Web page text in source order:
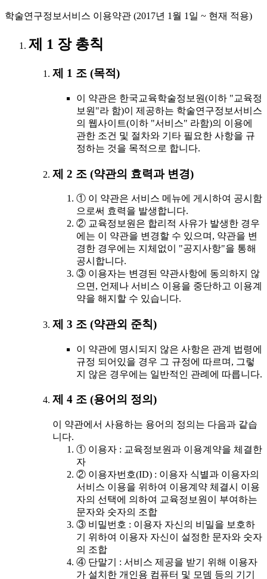
학술연구정보서비스 이용약관 (2017년 1월 1일 ~ 현재 적용)
제 1 장 총칙
제 1 조 (목적)
이 약관은 한국교육학술정보원(이하 "교육정
보원"라 함)이 제공하는 학술연구정보서비스
의 웹사이트(이하 "서비스" 라함)의 이용에
관한 조건 및 절차와 기타 필요한 사항을 규
정하는 것을 목적으로 합니다.
제 2 조 (약관의 효력과 변경)
① 이 약관은 서비스 메뉴에 게시하여 공시함
으로써 효력을 발생합니다.
② 교육정보원은 합리적 사유가 발생한 경우
에는 이 약관을 변경할 수 있으며, 약관을 변
경한 경우에는 지체없이 "공지사항"을 통해
공시합니다.
③ 이용자는 변경된 약관사항에 동의하지 않
으면, 언제나 서비스 이용을 중단하고 이용계
약을 해지할 수 있습니다.
제 3 조 (약관외 준칙)
이 약관에 명시되지 않은 사항은 관계 법령에
규정 되어있을 경우 그 규정에 따르며, 그렇
지 않은 경우에는 일반적인 관례에 따릅니다.
제 4 조 (용어의 정의)
이 약관에서 사용하는 용어의 정의는 다음과 같습
니다.
① 이용자 : 교육정보원과 이용계약을 체결한
자
② 이용자번호(ID) : 이용자 식별과 이용자의
서비스 이용을 위하여 이용계약 체결시 이용
자의 선택에 의하여 교육정보원이 부여하는
문자와 숫자의 조합
③ 비밀번호 : 이용자 자신의 비밀을 보호하
기 위하여 이용자 자신이 설정한 문자와 숫자
의 조합
④ 단말기 : 서비스 제공을 받기 위해 이용자
가 설치한 개인용 컴퓨터 및 모뎀 등의 기기